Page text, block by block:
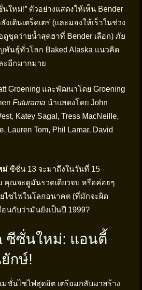
ใหม่!” ตัวอย่างแสดงให้เห็น Bender
เดินเตร็ดเตร่ (และมองให้เร็วในช่วง
ดูชุดว่ายน้ำสุดฮาที่ Bender เลือก) ภัย
นธุ์ทั่วโลก Baked Alaska แนวคิด
ะอีกมากมาย
Groening และพัฒนาโดย Groening
Futurama นำแสดงโดย John
Katey Sagal, Tress MacNeille,
Lauren Tom, Phil Lamar, David
ม่ ซีซั่น 13 จะมาถึงในวันที่ 15
คุณจะดูมันรวดเดียวจบ หรือค่อยๆ
ไซไฟในโลกอนาคต (ที่มักจะผิด
นกับว่ามันยังเป็นปี 1999?
ซีซั่นใหม่: แอนตี้
กษ์!
มชั่นไซไฟสุดฮิต เตรียมกลับมาสร้าง